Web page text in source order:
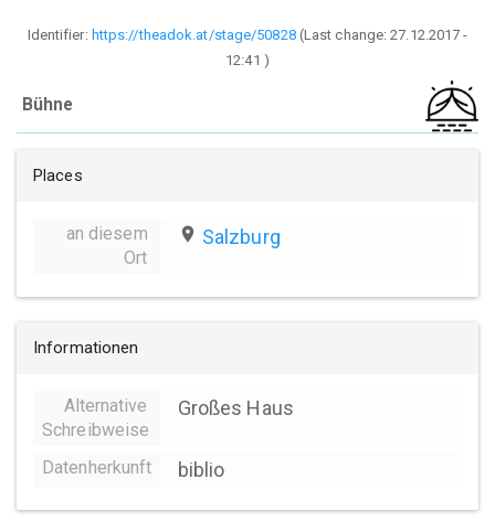
Identifier: https://theadok.at/stage/50828(Last change:27.12.2017 -
12:41 )
Bühne
Places
an diesem
Ort
place Salzburg
Informationen
Alternative
Schreibweise
Großes Haus
Datenherkunft biblio